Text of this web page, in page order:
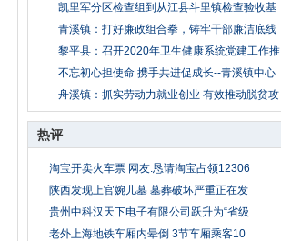
走访
凯里军分区检查组到从江县斗里镇检查验收基
层武
青溪镇：打好廉政组合拳，铸牢干部廉洁底线
黎平县：召开2020年卫生健康系统党建工作推
进会
不忘初心担使命 携手共进促成长--青溪镇中心
舟溪镇：抓实劳动力就业创业 有效推动脱贫攻
热评
淘宝开卖火车票 网友:恳请淘宝占领12306
陕西发现上官婉儿墓 墓葬破坏严重正在发
贵州中科汉天下电子有限公司跃升为“省级
老外上海地铁车厢内晕倒 3节车厢乘客10